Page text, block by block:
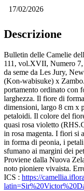
17/02/2026
Descrizione
Bulletin delle Camelie
111, vol.XVII, Numero
da seme da Les Jury,
(Kon-wabisuke) x
portamento ordinato con
larghezza. Il fiore di
dimensioni, largo 8 cm x
petaloidi. Il colore del
quasi rosa violetto
in rosa magenta. I fiori si
in forma di peonia, i
sfumano ai margini dei
Proviene dalla Nuova
noto pioniere vivaista.
ICS : https://